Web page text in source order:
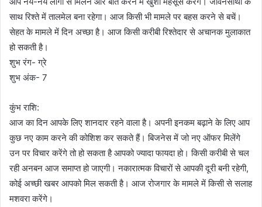
साथ रिश्ते में तालमेल बना रहेगा। आज किसी भी मामले पर बहस करने से बचें।
सेहत के मामले में दिन अच्छा है। आज किसी करीबी रिश्तेदार से अचानक मुलाकात
हो सकती है।
शुभ रंग- ग्रे
शुभ अंक- 7
कुंभ राशि:
आज का दिन आपके लिए शानदार रहने वाला है। अपनी इनकम बढ़ाने के लिए आप
कुछ नए काम करने की कोशिश कर सकते हैं। बिजनेस में जो नए ऑफर मिलेंगे
उन पर विचार करेंगे तो हो सकता है आपको ज्यादा फायदा हो। किसी करीबी से चल
रही अनबन आज समाप्त हो जाएगी। नकारात्मक विचारों से आपकी दूरी बनी रहेगी,
कोई अच्छी खबर आपको मिल सकती है। आज रोजगार के मामले में किसी से सलाह
मशवरा करेंगे।